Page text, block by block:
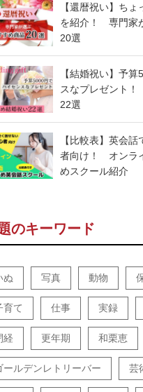
【還暦祝い】ち
を紹介！ 専門家
20選
【結婚祝い】予
スなプレゼント
22選
【比較表】英会
者向け！ オンラ
めスクール紹介
のキーワード
ぬ 写真 動物
育て 仕事 実録
経 更年期 和栗恵
ールデンレトリーバー 芸